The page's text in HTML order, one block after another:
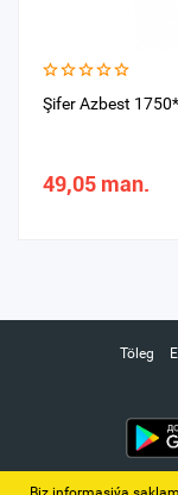
Şifer Azbest
49,05 man.
Töleg